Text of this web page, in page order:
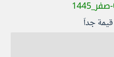
جداَ